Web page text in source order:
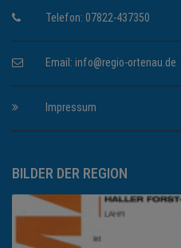
Telefon: 07822-437350
Email: info@regio-ortenau.de
Impressum
BILDER DER REGION